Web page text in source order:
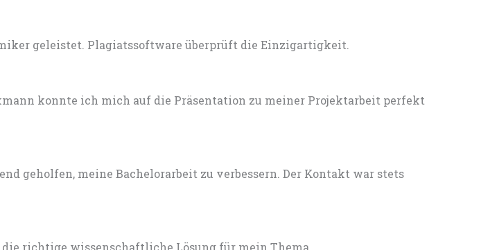
geleistet. Plagiatssoftware überprüft die Einzigartigkeit.
konnte ich mich auf die Präsentation zu meiner Projektarbeit perfekt
geholfen, meine Bachelorarbeit zu verbessern. Der Kontakt war stets
richtige wissenschaftliche Lösung für mein Thema.